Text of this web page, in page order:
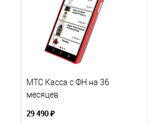
МТС Касса с ФН на 36
месяцев
29 490 ₽